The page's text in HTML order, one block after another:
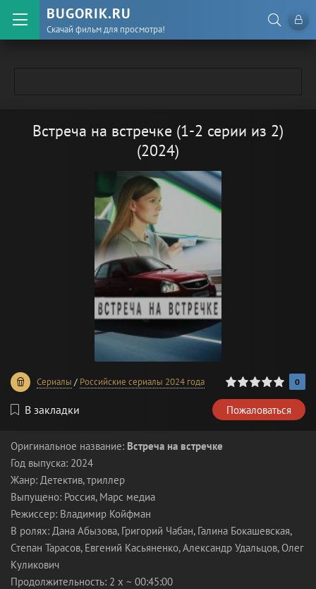
BUGORIK.RU
Скачай фильм для просмотра!
Встреча на встречке (1-2 серии из 2)
(2024)
Сериалы / Российские сериалы 2024 года
0 1 2 3 4 5 0
В закладки Пожаловаться
Оригинальное название: Встреча на встречке
Год выпуска: 2024
Жанр: Детектив, триллер
Выпущено: Россия, Марс медиа
Режиссер: Владимир Койфман
В ролях: Дана Абызова, Григорий Чабан, Галина Бокашевская,
Степан Тарасов, Евгений Касьяненко, Александр Удальцов, Олег
Куликович
Продолжительность: 2 x ~ 00:45:00